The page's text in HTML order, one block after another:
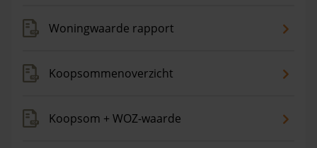
Woningwaarde rapport
Koopsommenoverzicht
Koopsom + WOZ-waarde